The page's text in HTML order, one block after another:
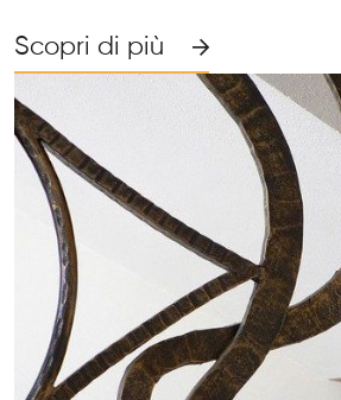
Scopri di più